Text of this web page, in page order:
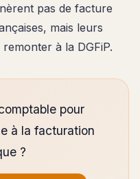
pas de facture
mais leurs
à la DGFiP.
pour
à la facturation
?